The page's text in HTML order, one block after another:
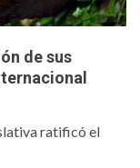
de sus
ratificó el